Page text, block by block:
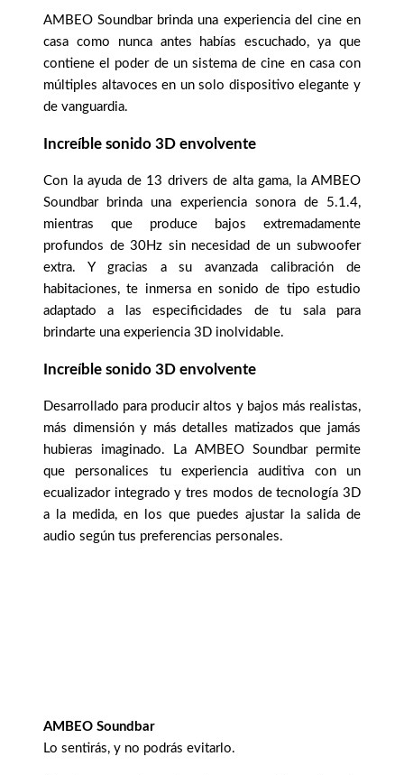
AMBEO Soundbar brinda una experiencia del cine en
casa como nunca antes habías escuchado, ya que
contiene el poder de un sistema de cine en casa con
múltiples altavoces en un solo dispositivo elegante y
de vanguardia.
Increíble sonido 3D envolvente
Con la ayuda de 13 drivers de alta gama, la AMBEO
Soundbar brinda una experiencia sonora de 5.1.4,
mientras que produce bajos extremadamente
profundos de 30Hz sin necesidad de un subwoofer
extra. Y gracias a su avanzada calibración de
habitaciones, te inmersa en sonido de tipo estudio
adaptado a las especificidades de tu sala para
brindarte una experiencia 3D inolvidable.
Increíble sonido 3D envolvente
Desarrollado para producir altos y bajos más realistas,
más dimensión y más detalles matizados que jamás
hubieras imaginado. La AMBEO Soundbar permite
que personalices tu experiencia auditiva con un
ecualizador integrado y tres modos de tecnología 3D
a la medida, en los que puedes ajustar la salida de
audio según tus preferencias personales.
AMBEO Soundbar
Lo sentirás, y no podrás evitarlo.